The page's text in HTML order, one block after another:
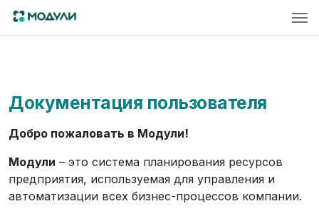
Документация пользователя
Добро пожаловать в Модули!
Модули – это система планирования ресурсов
предприятия, используемая для управления и
автоматизации всех бизнес-процессов компании.